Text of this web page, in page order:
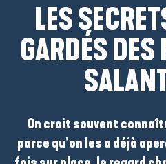
LES
GARDÉS
On croit souvent
parce qu’on les a déjà